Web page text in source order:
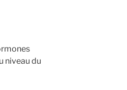
niveau du